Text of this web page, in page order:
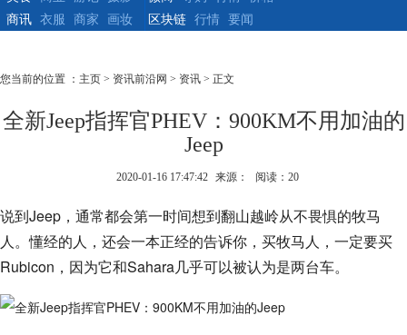
商讯
衣服 商家 画妆
区块链
行情 要闻
您当前的位置 ： 主页 > 资讯前沿网 > 资讯 > 正文
全新Jeep指挥官PHEV：900KM不用加油的
Jeep
2020-01-16 17:47:42 来源： 阅读：20
说到Jeep，通常都会第一时间想到翻山越岭从不畏惧的牧马
人。懂经的人，还会一本正经的告诉你，买牧马人，一定要买
Rubicon，因为它和Sahara几乎可以被认为是两台车。